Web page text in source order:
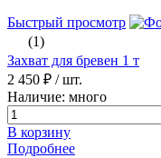
Быстрый просмотр
(1)
Захват для бревен 1 т
2 450 ₽ / шт.
Наличие: много
В корзину
Подробнее